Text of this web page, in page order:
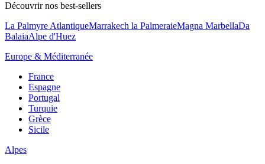
Découvrir nos best-sellers
La Palmyre AtlantiqueMarrakech la PalmeraieMagna MarbellaDa
BalaiaAlpe d'Huez
Europe & Méditerranée
France
Espagne
Portugal
Turquie
Grèce
Sicile
Alpes